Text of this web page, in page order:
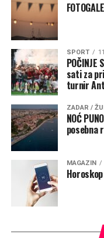
Potaknuo je
prema Majci kada
kratko zamole da ih
podsjeća da životno
nijedan povratak nije
Božje providnosti.
nade, znak da nad
prema sigurnoj luci
nadbiskup.
SPORT
POČINJE
sati za
turnir
ZADAR /
NOĆ
posebna
MAGAZIN